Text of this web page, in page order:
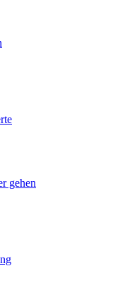
gehen